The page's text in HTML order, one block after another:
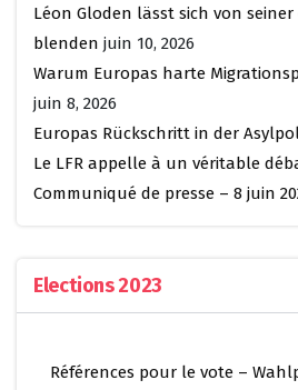
Léon Gloden lässt sich von
blenden juin 10, 2026
Warum Europas harte
juin 8, 2026
Europas Rückschritt in der
Le LFR appelle à un véritable
Communiqué de presse – 8 juin
Elections 2023
Références pour le vote –